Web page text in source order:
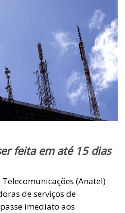
feita em até 15 dias
(Anatel)
de serviços de
imediato aos